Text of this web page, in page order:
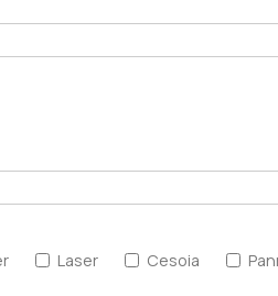
Laser Cesoia